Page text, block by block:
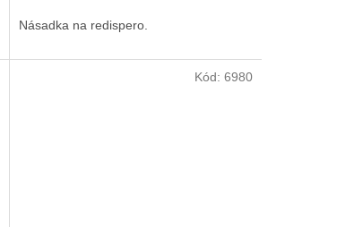
Násadka na redispero.
Kód: 6980